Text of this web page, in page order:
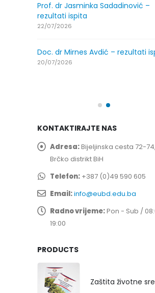
Prof. dr Jasminka Sadadinović –
rezultati ispita
22/07/2026
Doc. dr Mirnes Avdić – rezultati
20/07/2026
KONTAKTIRAJTE NAS
Adresa:Bijeljinska cesta 72-74,
Brčko distrikt BiH
Telefon: +387 (0)49 590 605
Email:info@eubd.edu.ba
Radno vrijeme:Pon - Sub /
19:00
PRODUCTS